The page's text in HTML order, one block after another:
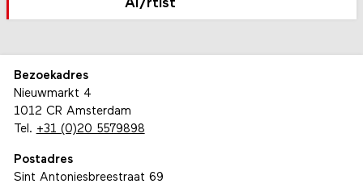
AI/rtist
Bezoekadres
Nieuwmarkt 4
1012 CR Amsterdam
Tel. +31 (0)20 5579898
Postadres
Sint Antoniesbreestraat 69